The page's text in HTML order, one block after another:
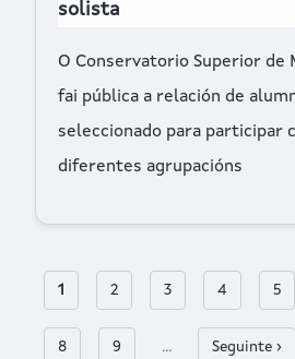
solista
O Conservatorio Superior de
fai pública a relación de
seleccionado para participar
diferentes agrupacións
Páxina actual
1 Páxina
2 Páxina
3 Páxina
4 5
Páxina
8 Páxina
9 … Páxina
Seguinte ›